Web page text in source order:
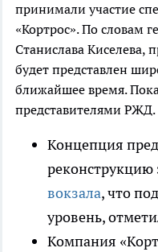
принимали участие
«Кортрос». По словам
Станислава Киселева,
будет представлен
ближайшее время.
представителями РЖД.
Концепция
реконструкцию
вокзала, что
уровень,
Компания